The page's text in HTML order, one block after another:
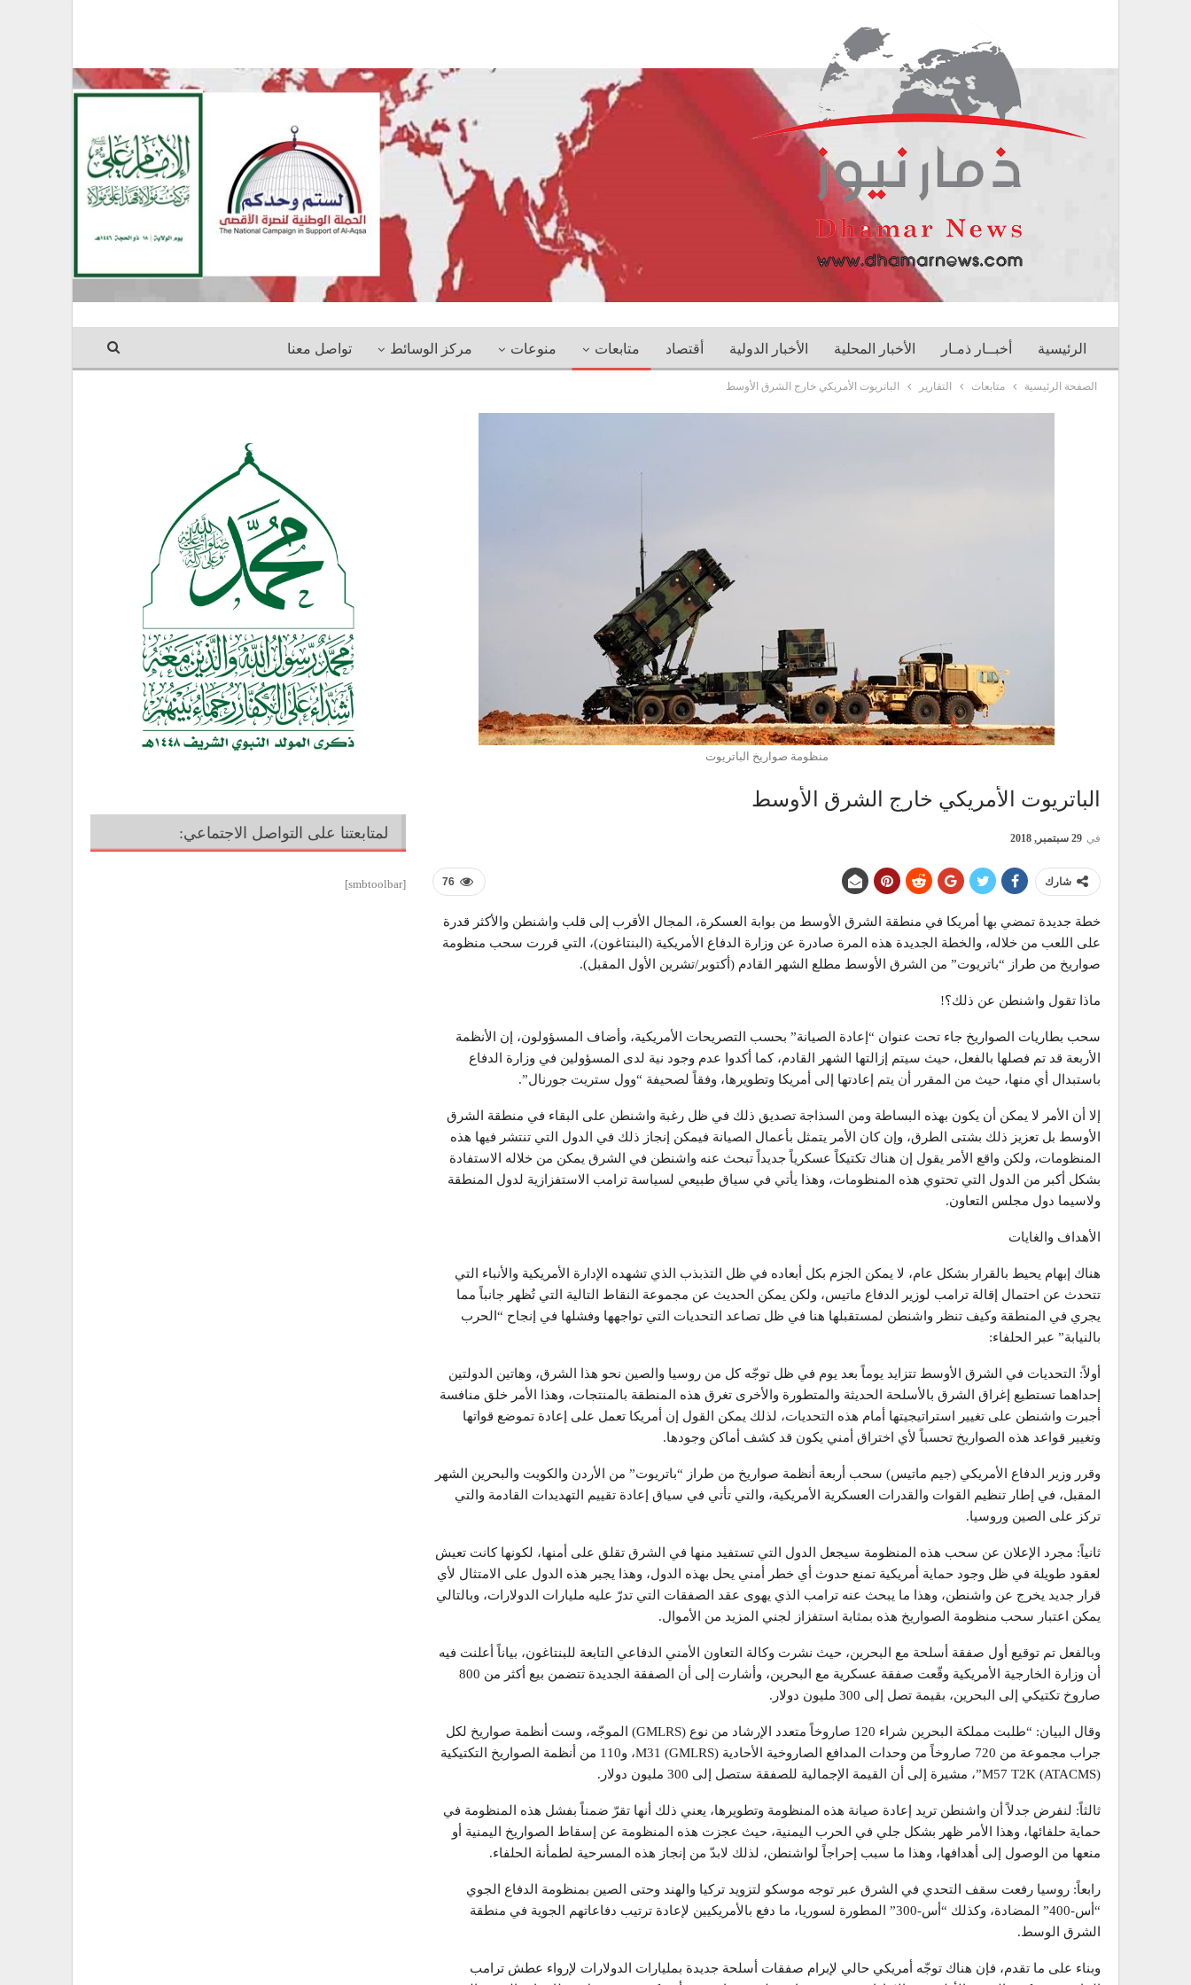
الرئيسية أخبــار ذمـار الأخبار المحلية الأخبار الدولية أقتصاد متابعات منوعات مركز الوسائط تواصل معنا
الصفحة الرئيسية متابعات التقارير الباتريوت الأمريكي خارج الشرق الأوسط
منظومة صواريخ الباتريوت
الباتريوت الأمريكي خارج الشرق الأوسط
في 29 سبتمبر, 2018
76 شارك
خطة جديدة تمضي بها أمريكا في منطقة الشرق الأوسط من بوابة العسكرة، المجال الأقرب إلى قلب واشنطن والأكثر قدرة
على اللعب من خلاله، والخطة الجديدة هذه المرة صادرة عن وزارة الدفاع الأمريكية (البنتاغون)، التي قررت سحب منظومة
صواريخ من طراز “باتريوت” من الشرق الأوسط مطلع الشهر القادم (أكتوبر/تشرين الأول المقبل).
ماذا تقول واشنطن عن ذلك؟!
سحب بطاريات الصواريخ جاء تحت عنوان “إعادة الصيانة” بحسب التصريحات الأمريكية، وأضاف المسؤولون، إن الأنظمة
الأربعة قد تم فصلها بالفعل، حيث سيتم إزالتها الشهر القادم، كما أكدوا عدم وجود نية لدى المسؤولين في وزارة الدفاع
باستبدال أي منها، حيث من المقرر أن يتم إعادتها إلى أمريكا وتطويرها، وفقاً لصحيفة “وول ستريت جورنال”.
إلا أن الأمر لا يمكن أن يكون بهذه البساطة ومن السذاجة تصديق ذلك في ظل رغبة واشنطن على البقاء في منطقة الشرق
الأوسط بل تعزيز ذلك بشتى الطرق، وإن كان الأمر يتمثل بأعمال الصيانة فيمكن إنجاز ذلك في الدول التي تنتشر فيها هذه
المنظومات، ولكن واقع الأمر يقول إن هناك تكتيكاً عسكرياً جديداً تبحث عنه واشنطن في الشرق يمكن من خلاله الاستفادة
بشكل أكبر من الدول التي تحتوي هذه المنظومات، وهذا يأتي في سياق طبيعي لسياسة ترامب الاستفزازية لدول المنطقة
ولاسيما دول مجلس التعاون.
الأهداف والغايات
هناك إبهام يحيط بالقرار بشكل عام، لا يمكن الجزم بكل أبعاده في ظل التذبذب الذي تشهده الإدارة الأمريكية والأنباء التي
تتحدث عن احتمال إقالة ترامب لوزير الدفاع ماتيس، ولكن يمكن الحديث عن مجموعة النقاط التالية التي تُظهر جانباً مما
يجري في المنطقة وكيف تنظر واشنطن لمستقبلها هنا في ظل تصاعد التحديات التي تواجهها وفشلها في إنجاح “الحرب
بالنيابة” عبر الحلفاء:
أولاً: التحديات في الشرق الأوسط تتزايد يوماً بعد يوم في ظل توجّه كل من روسيا والصين نحو هذا الشرق، وهاتين الدولتين
إحداهما تستطيع إغراق الشرق بالأسلحة الحديثة والمتطورة والأخرى تغرق هذه المنطقة بالمنتجات، وهذا الأمر خلق منافسة
أجبرت واشنطن على تغيير استراتيجيتها أمام هذه التحديات، لذلك يمكن القول إن أمريكا تعمل على إعادة تموضع قواتها
وتغيير قواعد هذه الصواريخ تحسباً لأي اختراق أمني يكون قد كشف أماكن وجودها.
وقرر وزير الدفاع الأمريكي (جيم ماتيس) سحب أربعة أنظمة صواريخ من طراز “باتريوت” من الأردن والكويت والبحرين الشهر
المقبل، في إطار تنظيم القوات والقدرات العسكرية الأمريكية، والتي تأتي في سياق إعادة تقييم التهديدات القادمة والتي
تركز على الصين وروسيا.
ثانياً: مجرد الإعلان عن سحب هذه المنظومة سيجعل الدول التي تستفيد منها في الشرق تقلق على أمنها، لكونها كانت تعيش
لعقود طويلة في ظل وجود حماية أمريكية تمنع حدوث أي خطر أمني يحل بهذه الدول، وهذا يجبر هذه الدول على الامتثال لأي
قرار جديد يخرج عن واشنطن، وهذا ما يبحث عنه ترامب الذي يهوى عقد الصفقات التي تدرّ عليه مليارات الدولارات، وبالتالي
يمكن اعتبار سحب منظومة الصواريخ هذه بمثابة استفزاز لجني المزيد من الأموال.
وبالفعل تم توقيع أول صفقة أسلحة مع البحرين، حيث نشرت وكالة التعاون الأمني الدفاعي التابعة للبنتاغون، بياناً أعلنت فيه
أن وزارة الخارجية الأمريكية وقّعت صفقة عسكرية مع البحرين، وأشارت إلى أن الصفقة الجديدة تتضمن بيع أكثر من 800
صاروخ تكتيكي إلى البحرين، بقيمة تصل إلى 300 مليون دولار.
وقال البيان: “طلبت مملكة البحرين شراء 120 صاروخاً متعدد الإرشاد من نوع (GMLRS) الموجّه، وست أنظمة صواريخ لكل
جراب مجموعة من 720 صاروخاً من وحدات المدافع الصاروخية الأحادية M31 (GMLRS)، و110 من أنظمة الصواريخ التكتيكية
(ATACMS) M57 T2K”، مشيرة إلى أن القيمة الإجمالية للصفقة ستصل إلى 300 مليون دولار.
ثالثاً: لنفرض جدلاً أن واشنطن تريد إعادة صيانة هذه المنظومة وتطويرها، يعني ذلك أنها تقرّ ضمناً بفشل هذه المنظومة في
حماية حلفائها، وهذا الأمر ظهر بشكل جلي في الحرب اليمنية، حيث عجزت هذه المنظومة عن إسقاط الصواريخ اليمنية أو
منعها من الوصول إلى أهدافها، وهذا ما سبب إحراجاً لواشنطن، لذلك لابدّ من إنجاز هذه المسرحية لطمأنة الحلفاء.
رابعاً: روسيا رفعت سقف التحدي في الشرق عبر توجه موسكو لتزويد تركيا والهند وحتى الصين بمنظومة الدفاع الجوي
“أس-400” المضادة، وكذلك “أس-300” المطورة لسوريا، ما دفع بالأمريكيين لإعادة ترتيب دفاعاتهم الجوية في منطقة
الشرق الوسط.
وبناء على ما تقدم، فإن هناك توجّه أمريكي حالي لإبرام صفقات أسلحة جديدة بمليارات الدولارات لإرواء عطش ترامب
لمتابعتنا على التواصل الاجتماعي:
[smbtoolbar]